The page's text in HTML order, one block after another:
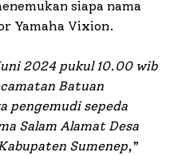
siapa nama
Yamaha Vixion.
2024 pukul 10.00 wib
Batuan
pengemudi sepeda
Salam Alamat Desa
Sumenep,”